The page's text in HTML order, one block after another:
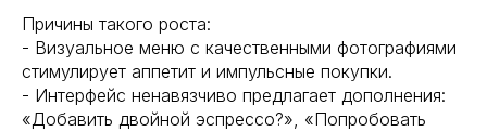
Причины такого роста:
- Визуальное меню с качественными фотографиями
стимулирует аппетит и импульсные покупки.
- Интерфейс ненавязчиво предлагает дополнения:
«Добавить двойной эспрессо?», «Попробовать